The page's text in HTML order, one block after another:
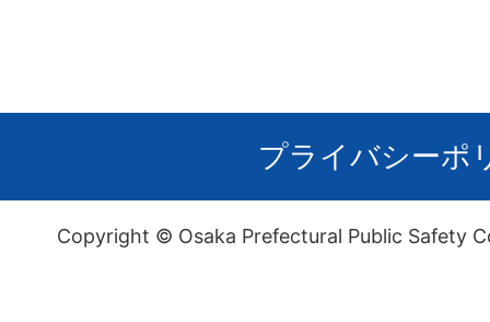
プライバシーポ
Copyright © Osaka Prefectural Public Safety